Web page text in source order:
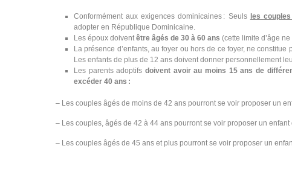
Conformément aux exigences dominicaines : Seuls les
adopter en République Dominicaine.
Les époux doiventêtre âgés de 30 à 60 ans (cette limite d’âge
La présence d’enfants, au foyer ou hors de ce foyer, ne
Les enfants de plus de 12 ans doivent donner personnellement
Les parents adoptifsdoivent avoir au moins 15 ans de
excéder 40 ans :
– Les couples âgés de moins de 42 ans pourront se voir proposer un
– Les couples, âgés de 42 à 44 ans pourront se voir proposer un enfant
– Les couples âgés de 45 ans et plus pourront se voir proposer un